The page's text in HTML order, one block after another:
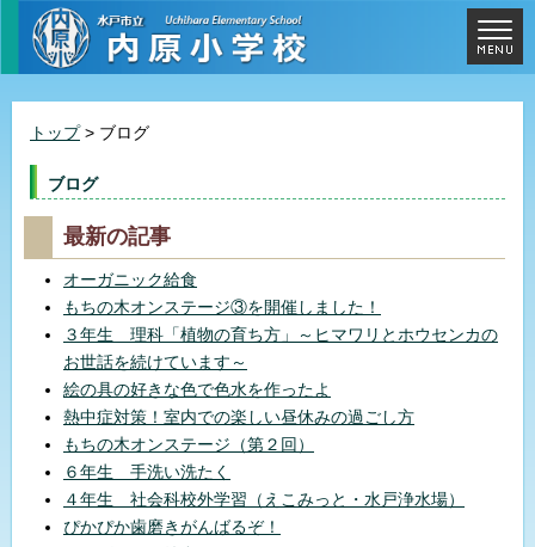
トップ> ブログ
ブログ
最新の記事
オーガニック給食
もちの木オンステージ③を開催しました！
３年生 理科「植物の育ち方」～ヒマワリとホウセンカの
お世話を続けています～
絵の具の好きな色で色水を作ったよ
熱中症対策！室内での楽しい昼休みの過ごし方
もちの木オンステージ（第２回）
６年生 手洗い洗たく
４年生 社会科校外学習（えこみっと・水戸浄水場）
ぴかぴか歯磨きがんばるぞ！